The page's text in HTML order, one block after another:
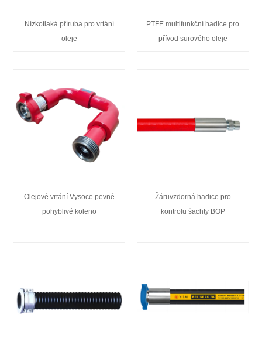
Nízkotlaká příruba pro vrtání
oleje
PTFE multifunkční hadice pro
přívod surového oleje
Olejové vrtání Vysoce pevné
pohyblivé koleno
Žáruvzdorná hadice pro
kontrolu šachty BOP